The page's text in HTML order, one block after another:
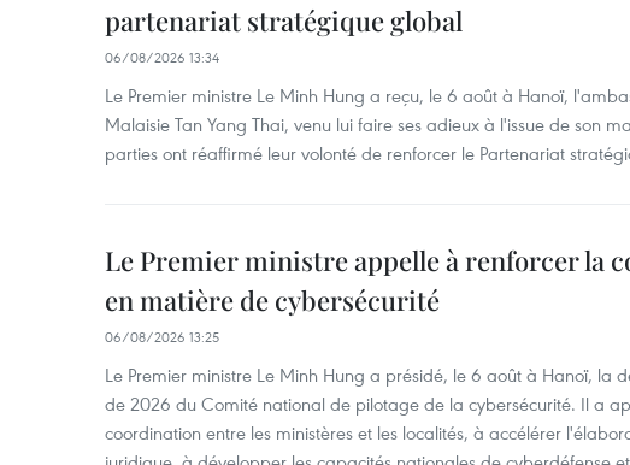
partenariat stratégique global
06/08/2026 13:34
Le Premier ministre Le Minh Hung a reçu, le 6 août à Hanoï,
Malaisie Tan Yang Thai, venu lui faire ses adieux à l'issue de son
parties ont réaffirmé leur volonté de renforcer le Partenariat
Le Premier ministre appelle à renforcer la
en matière de cybersécurité
06/08/2026 13:25
Le Premier ministre Le Minh Hung a présidé, le 6 août à Hanoï, la
de 2026 du Comité national de pilotage de la cybersécurité. Il a
coordination entre les ministères et les localités, à accélérer